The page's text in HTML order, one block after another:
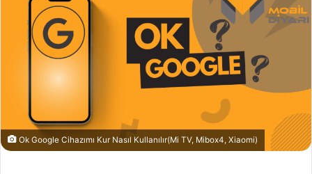
Ok Google Cihazımı Kur Nasıl Kullanılır(Mi TV, Mibox4, Xiaomi)